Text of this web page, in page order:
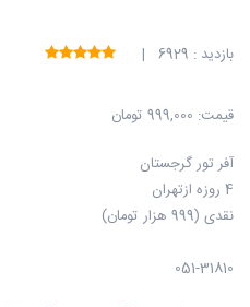
بازدید : 6929 |
قیمت: 999,000 تومان
آفر تور گرجستان
4 روزه ازتهران
نقدی (999 هزار تومان)
051-31810